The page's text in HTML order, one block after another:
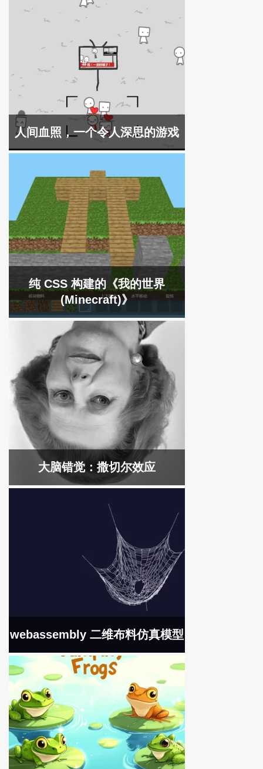
人间血照，一个令人深思的游戏
纯 CSS 构建的《我的世界
(Minecraft)》
大脑错觉：撒切尔效应
webassembly 二维布料仿真模型